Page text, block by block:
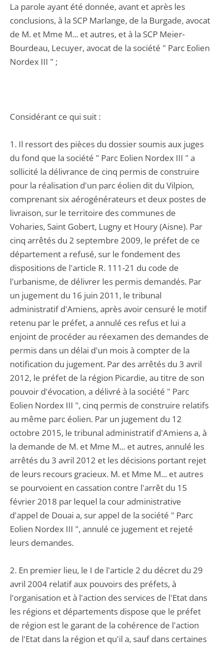
La parole ayant été donnée, avant et après les
conclusions, à la SCP Marlange, de la Burgade, avocat
de M. et Mme M... et autres, et à la SCP Meier-
Bourdeau, Lecuyer, avocat de la société " Parc Eolien
Nordex III " ;
Considérant ce qui suit :
1. Il ressort des pièces du dossier soumis aux juges
du fond que la société " Parc Eolien Nordex III " a
sollicité la délivrance de cinq permis de construire
pour la réalisation d'un parc éolien dit du Vilpion,
comprenant six aérogénérateurs et deux postes de
livraison, sur le territoire des communes de
Voharies, Saint Gobert, Lugny et Houry (Aisne). Par
cinq arrêtés du 2 septembre 2009, le préfet de ce
département a refusé, sur le fondement des
dispositions de l'article R. 111-21 du code de
l'urbanisme, de délivrer les permis demandés. Par
un jugement du 16 juin 2011, le tribunal
administratif d'Amiens, après avoir censuré le motif
retenu par le préfet, a annulé ces refus et lui a
enjoint de procéder au réexamen des demandes de
permis dans un délai d'un mois à compter de la
notification du jugement. Par des arrêtés du 3 avril
2012, le préfet de la région Picardie, au titre de son
pouvoir d'évocation, a délivré à la société " Parc
Eolien Nordex III ", cinq permis de construire relatifs
au même parc éolien. Par un jugement du 12
octobre 2015, le tribunal administratif d'Amiens a, à
la demande de M. et Mme M... et autres, annulé les
arrêtés du 3 avril 2012 et les décisions portant rejet
de leurs recours gracieux. M. et Mme M... et autres
se pourvoient en cassation contre l'arrêt du 15
février 2018 par lequel la cour administrative
d'appel de Douai a, sur appel de la société " Parc
Eolien Nordex III ", annulé ce jugement et rejeté
leurs demandes.
2. En premier lieu, le I de l'article 2 du décret du 29
avril 2004 relatif aux pouvoirs des préfets, à
l'organisation et à l'action des services de l'Etat dans
les régions et départements dispose que le préfet
de région est le garant de la cohérence de l'action
de l'Etat dans la région et qu'il a, sauf dans certaines